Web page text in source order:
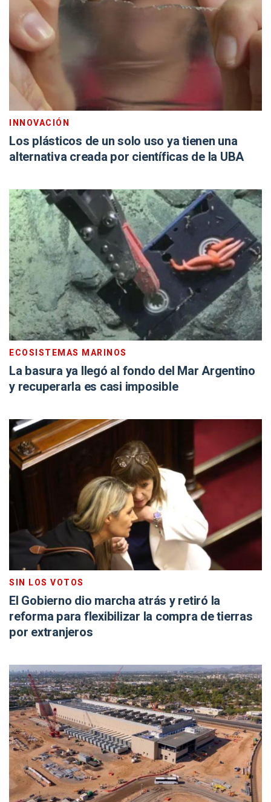
INNOVACIÓN
Los plásticos de un solo uso ya tienen una
alternativa creada por científicas de la UBA
ECOSISTEMAS MARINOS
La basura ya llegó al fondo del Mar Argentino
y recuperarla es casi imposible
SIN LOS VOTOS
El Gobierno dio marcha atrás y retiró la
reforma para flexibilizar la compra de tierras
por extranjeros